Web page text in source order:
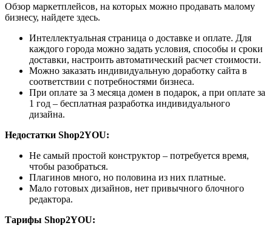
Обзор маркетплейсов, на которых можно продавать малому
бизнесу, найдете здесь.
Интеллектуальная страница о доставке и оплате. Для
каждого города можно задать условия, способы и сроки
доставки, настроить автоматический расчет стоимости.
Можно заказать индивидуальную доработку сайта в
соответствии с потребностями бизнеса.
При оплате за 3 месяца домен в подарок, а при оплате за
1 год – бесплатная разработка индивидуального
дизайна.
Недостатки Shop2YOU:
Не самый простой конструктор – потребуется время,
чтобы разобраться.
Плагинов много, но половина из них платные.
Мало готовых дизайнов, нет привычного блочного
редактора.
Тарифы Shop2YOU: